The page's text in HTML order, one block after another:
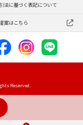
法に基づく表記について
案はこちら
Reserved.